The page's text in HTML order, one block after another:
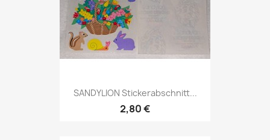
SANDYLION Stickerabschnitt...
2,80 €